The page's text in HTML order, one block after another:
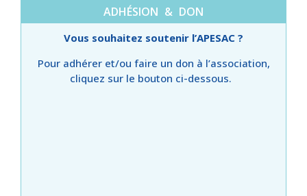
ADHÉSION & DON
Vous souhaitez soutenir l’APESAC ?
Pour adhérer et/ou faire un don à l’association,
cliquez sur le bouton ci-dessous.